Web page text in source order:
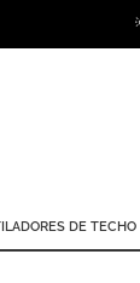
DE TECHO